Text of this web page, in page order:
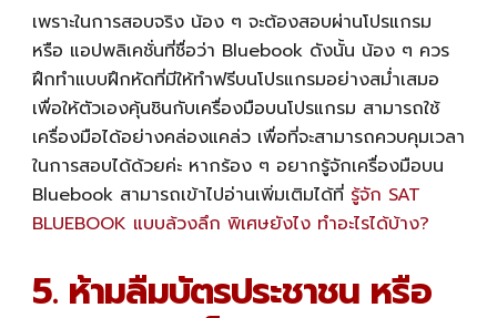
เพราะในการสอบจริง น้อง ๆ จะต้องสอบผ่านโปรแกรม
หรือ แอปพลิเคชั่นที่ชื่อว่า Bluebook ดังนั้น น้อง ๆ ควร
ฝึกทำแบบฝึกหัดที่มีให้ทำฟรีบนโปรแกรมอย่างสม่ำเสมอ
เพื่อให้ตัวเองคุ้นชินกับเครื่องมือบนโปรแกรม สามารถใช้
เครื่องมือได้อย่างคล่องแคล่ว เพื่อที่จะสามารถควบคุมเวลา
ในการสอบได้ด้วยค่ะ หากร้อง ๆ อยากรู้จักเครื่องมือบน
Bluebook สามารถเข้าไปอ่านเพิ่มเติมได้ที่ รู้จัก SAT
BLUEBOOK แบบล้วงลึก พิเศษยังไง ทำอะไรได้บ้าง?
5. ห้ามลืมบัตรประชาชน หรือ